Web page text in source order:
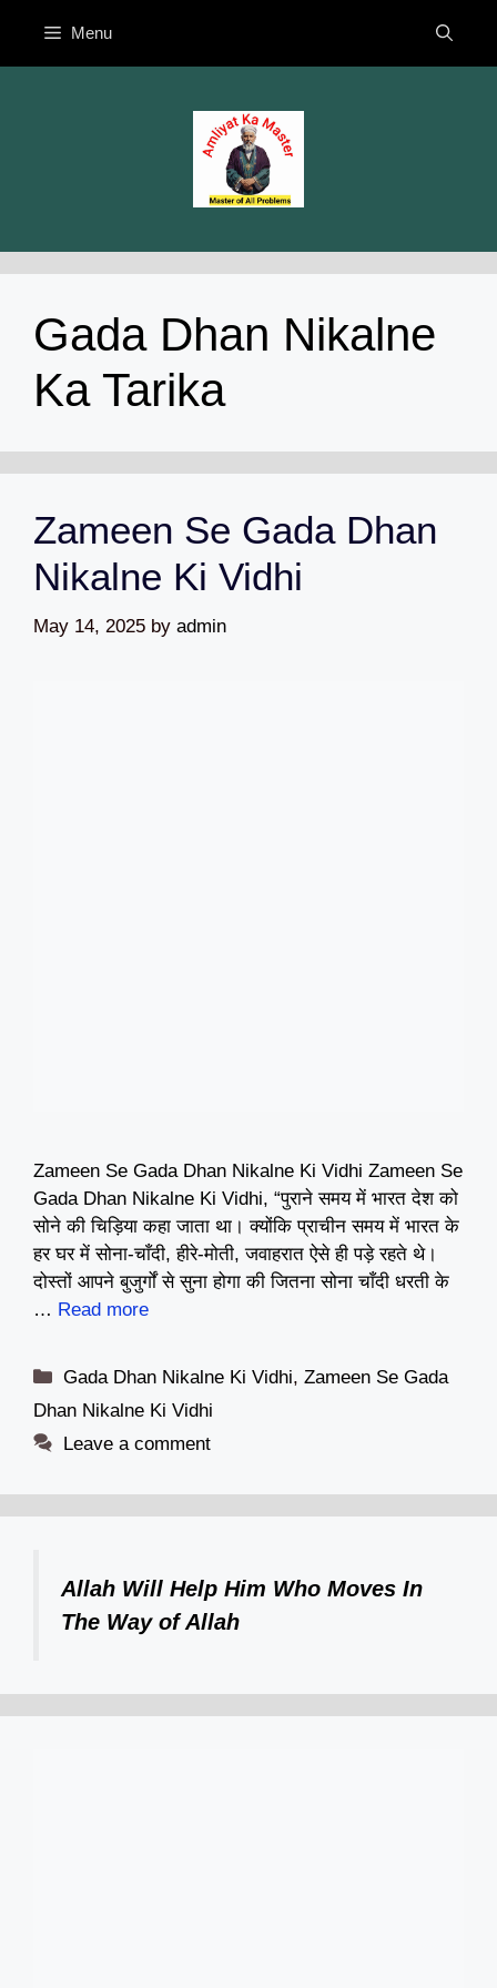
content
Menu
Gada Dhan Nikalne
Ka Tarika
Zameen Se Gada Dhan
Nikalne Ki Vidhi
May 14, 2025 by admin
Zameen Se Gada Dhan Nikalne Ki Vidhi Zameen Se
Gada Dhan Nikalne Ki Vidhi, “पुराने समय में भारत देश को
सोने की चिड़िया कहा जाता था। क्योंकि प्राचीन समय में भारत के
हर घर में सोना-चाँदी, हीरे-मोती, जवाहरात ऐसे ही पड़े रहते थे।
दोस्तों आपने बुजुर्गों से सुना होगा की जितना सोना चाँदी धरती के
… Read more
Categories
Gada Dhan Nikalne Ki Vidhi,Zameen Se Gada
Dhan Nikalne Ki Vidhi
Leave a comment
Allah Will Help Him Who Moves In
The Way of Allah